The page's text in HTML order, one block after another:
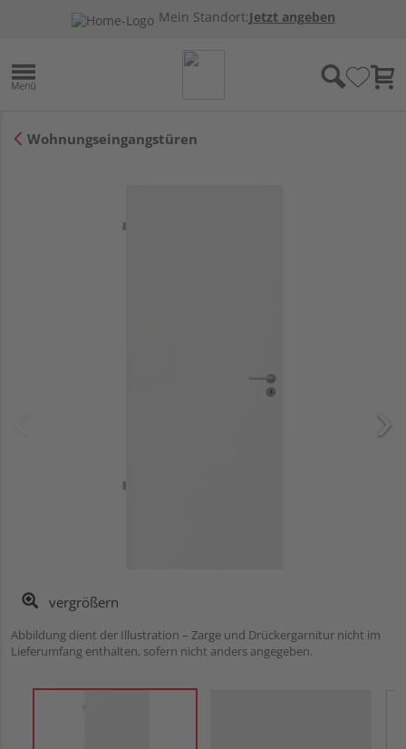
Mein Standort:Jetzt angeben
Wohnungseingangstüren
vergrößern
Abbildung dient der Illustration – Zarge und Drückergarnitur nicht im
Lieferumfang enthalten, sofern nicht anders angegeben.